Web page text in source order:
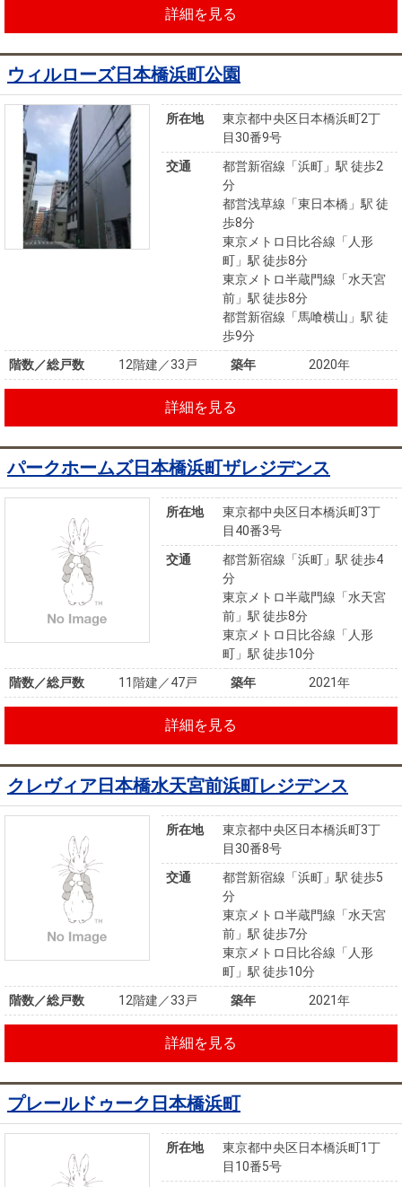
詳細を見る
ウィルローズ日本橋浜町公園
所在地
東京都中央区日本橋浜町2丁
目30番9号
交通
都営新宿線「浜町」駅 徒歩2
分
都営浅草線「東日本橋」駅 徒
歩8分
東京メトロ日比谷線「人形
町」駅 徒歩8分
東京メトロ半蔵門線「水天宮
前」駅 徒歩8分
都営新宿線「馬喰横山」駅 徒
歩9分
階数／総戸数
12階建／33戸 築年 2020年
詳細を見る
パークホームズ日本橋浜町ザレジデンス
所在地
東京都中央区日本橋浜町3丁
目40番3号
交通
都営新宿線「浜町」駅 徒歩4
分
東京メトロ半蔵門線「水天宮
前」駅 徒歩8分
東京メトロ日比谷線「人形
町」駅 徒歩10分
階数／総戸数
11階建／47戸 築年 2021年
詳細を見る
クレヴィア日本橋水天宮前浜町レジデンス
所在地
東京都中央区日本橋浜町3丁
目30番8号
交通
都営新宿線「浜町」駅 徒歩5
分
東京メトロ半蔵門線「水天宮
前」駅 徒歩7分
東京メトロ日比谷線「人形
町」駅 徒歩10分
階数／総戸数
12階建／33戸 築年 2021年
詳細を見る
プレールドゥーク日本橋浜町
所在地
東京都中央区日本橋浜町1丁
目10番5号